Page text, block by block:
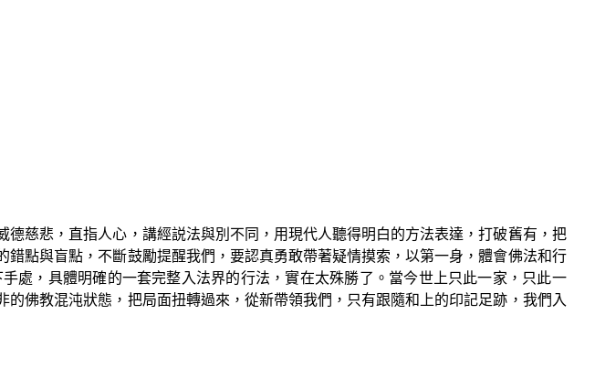
慈悲，直指人心，講經説法與別不同，用現代人聽得明白的方法表達，打破舊有，把
點與盲點，不斷鼓勵提醒我們，要認真勇敢帶著疑情摸索，以第一身，體會佛法和行
處，具體明確的一套完整入法界的行法，實在太殊勝了。當今世上只此一家，只此一
佛教混沌狀態，把局面扭轉過來，從新帶領我們，只有跟隨和上的印記足跡，我們入